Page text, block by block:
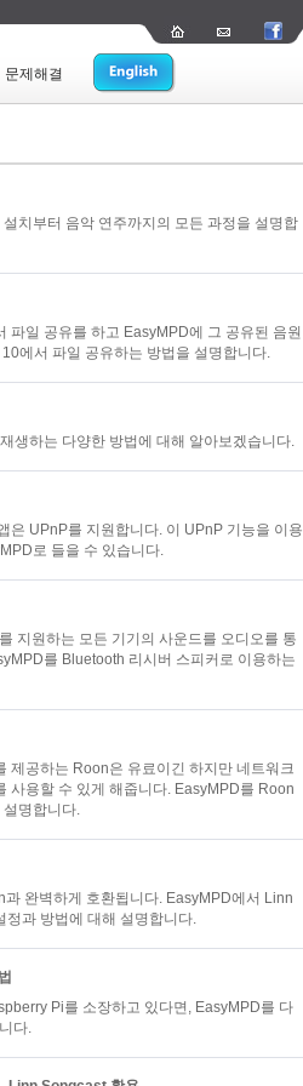
문제해결
치부터 음악 연주까지의 모든 과정을 설명합
파일 공유를 하고 EasyMPD에 그 공유된 음원
에서 파일 공유하는 방법을 설명합니다.
생하는 다양한 방법에 대해 알아보겠습니다.
은 UPnP를 지원합니다. 이 UPnP 기능을 이용
로 들을 수 있습니다.
지원하는 모든 기기의 사운드를 오디오를 통
를 Bluetooth 리시버 스피커로 이용하는
제공하는 Roon은 유료이긴 하지만 네트워크
사용할 수 있게 해줍니다. EasyMPD를 Roon
명합니다.
완벽하게 호환됩니다. EasyMPD에서 Linn
정과 방법에 대해 설명합니다.
Pi를 소장하고 있다면, EasyMPD를 다
다.